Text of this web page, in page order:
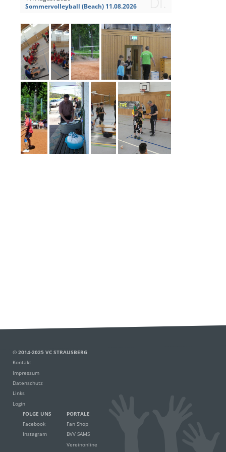
Sommervolleyball (Beach) 11.08.2026
© 2014-2025 VC STRAUSBERG
Kontakt
Impressum
Datenschutz
Links
Login
FOLGE UNS
Facebook
Instagram
PORTALE
Fan Shop
BVV SAMS
Vereinonline